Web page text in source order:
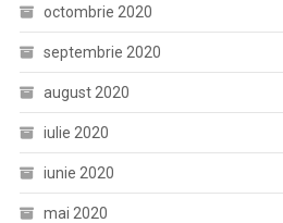
octombrie 2020
septembrie 2020
august 2020
iulie 2020
iunie 2020
mai 2020